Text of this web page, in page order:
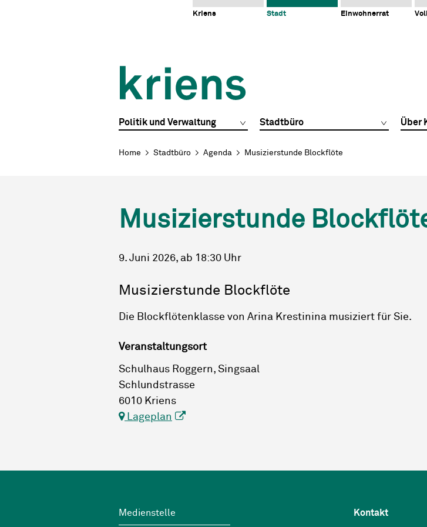
Navigieren in Kriens
Kriens Stadt Einwohnerrat
Hauptnavigation
Politik und Verwaltung Stadtbüro Über
Breadcrumb
Home Stadtbüro Agenda Musizierstunde Blockflöte
Musizierstunde
9. Juni 2026, ab 18:30 Uhr
Musizierstunde Blockflöte
Die Blockflötenklasse von Arina Krestinina musiziert für Sie.
Veranstaltungsort
Schulhaus Roggern, Singsaal
Schlundstrasse
6010 Kriens
Lageplan
Wichtige Links
Medienstelle Kontakt